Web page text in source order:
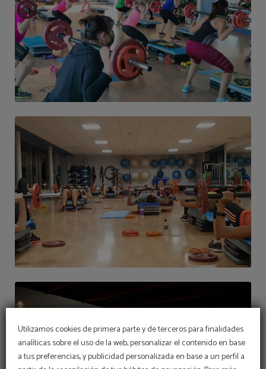
Utilizamos cookies de primera parte y de terceros para finalidades
analíticas sobre el uso de la web, personalizar el contenido en base
a tus preferencias, y publicidad personalizada en base a un perfil a